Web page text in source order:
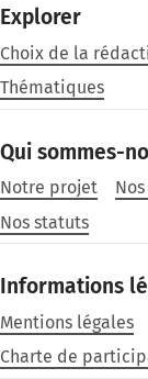
Explorer
Choix de la
Thématiques
Qui sommes-
Notre projet
Nos statuts
Informations
Mentions légales
Charte de